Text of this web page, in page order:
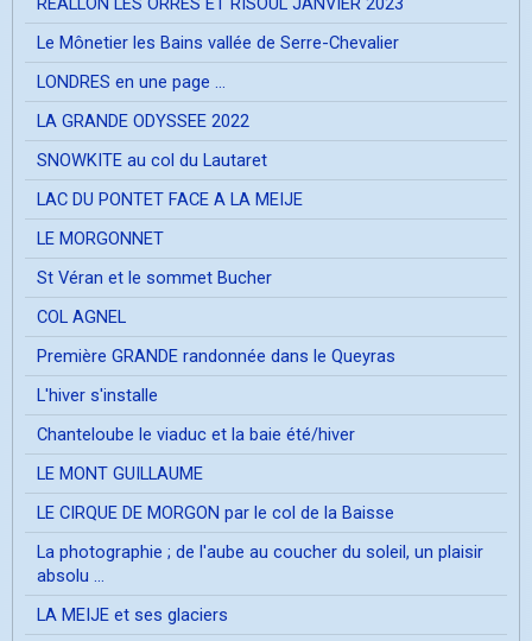
Le Mônetier les Bains vallée de Serre-Chevalier
LONDRES en une page ...
LA GRANDE ODYSSEE 2022
SNOWKITE au col du Lautaret
LAC DU PONTET FACE A LA MEIJE
LE MORGONNET
St Véran et le sommet Bucher
COL AGNEL
Première GRANDE randonnée dans le Queyras
L'hiver s'installe
Chanteloube le viaduc et la baie été/hiver
LE MONT GUILLAUME
LE CIRQUE DE MORGON par le col de la Baisse
La photographie ; de l'aube au coucher du soleil, un plaisir
absolu ...
LA MEIJE et ses glaciers